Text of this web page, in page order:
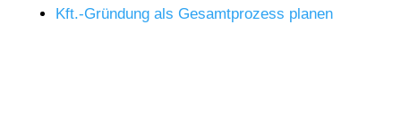
Kft.-Gründung als Gesamtprozess planen